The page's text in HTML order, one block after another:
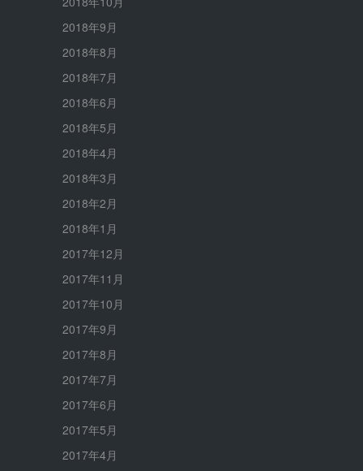
2018年9月
2018年8月
2018年7月
2018年6月
2018年5月
2018年4月
2018年3月
2018年2月
2018年1月
2017年12月
2017年11月
2017年10月
2017年9月
2017年8月
2017年7月
2017年6月
2017年5月
2017年4月